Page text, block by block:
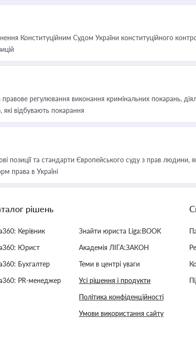
Конституційним Судом України конституційного
регулювання виконання кримінальних покарань,
відбувають покарання
позиції та стандарти Європейського суду з прав людини,
права в Україні
рішень
Керівник
Юрист
Бухгалтер
PR-менеджер
Знайти юриста Liga:BOOK
Академія ЛІГА:ЗАКОН
Теми в центрі уваги
Усі рішення і продукти
Політика конфіденційності
Умови використання сайту